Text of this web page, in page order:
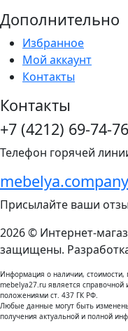
Дополнительно
Избранное
Мой аккаунт
Контакты
Контакты
+7 (4212) 69-74-76
Телефон горячей
Присылайте ваши
2026 © Интернет-
защищены.
Информация о наличии, стоимости,
mebelya27.ru является
положениями ст. 437 ГК РФ.
Любые данные могут быть
получения актуальной и полной